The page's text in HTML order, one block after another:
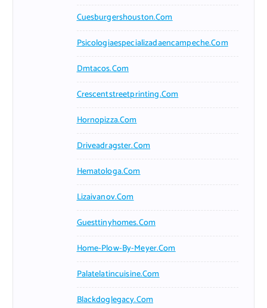
Cuesburgershouston.com
Psicologiaespecializadaencampeche.com
Dmtacos.com
Crescentstreetprinting.com
Hornopizza.com
Driveadragster.com
Hematologa.com
Lizaivanov.com
Guesttinyhomes.com
Home-Plow-By-Meyer.com
Palatelatincuisine.com
Blackdoglegacy.com